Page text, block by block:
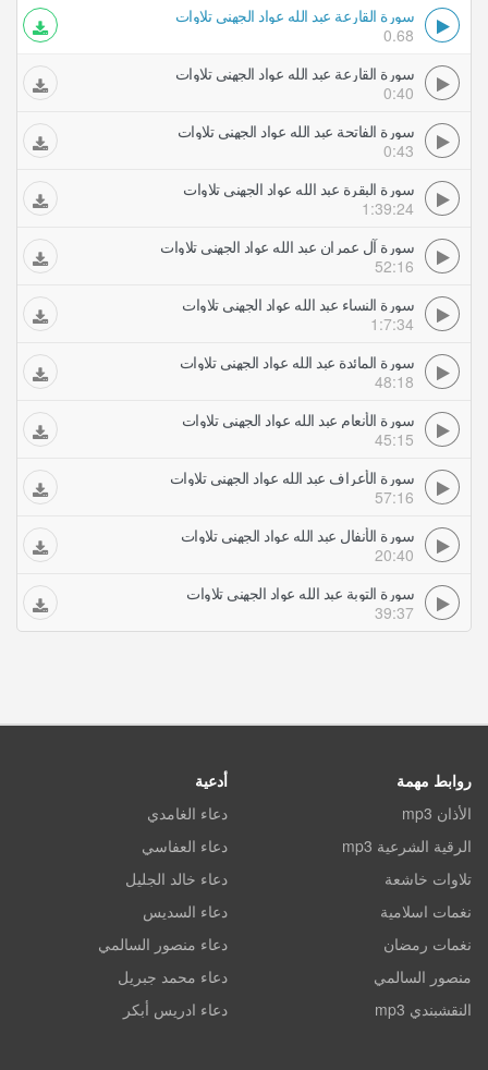
سورة القارعة عبد الله عواد الجهني تلاوات
0.68
سورة القارعة عبد الله عواد الجهني تلاوات
0:40
سورة الفاتحة عبد الله عواد الجهني تلاوات
0:43
سورة البقرة عبد الله عواد الجهني تلاوات
1:39:24
سورة آل عمران عبد الله عواد الجهني تلاوات
52:16
سورة النساء عبد الله عواد الجهني تلاوات
1:7:34
سورة المائدة عبد الله عواد الجهني تلاوات
48:18
سورة الأنعام عبد الله عواد الجهني تلاوات
45:15
سورة الأعراف عبد الله عواد الجهني تلاوات
57:16
سورة الأنفال عبد الله عواد الجهني تلاوات
20:40
سورة التوبة عبد الله عواد الجهني تلاوات
39:37
روابط مهمة
الأذان mp3
الرقية الشرعية mp3
تلاوات خاشعة
نغمات اسلامية
نغمات رمضان
منصور السالمي
النقشبندي mp3
أدعية
دعاء الغامدي
دعاء العفاسي
دعاء خالد الجليل
دعاء السديس
دعاء منصور السالمي
دعاء محمد جبريل
دعاء ادريس أبكر